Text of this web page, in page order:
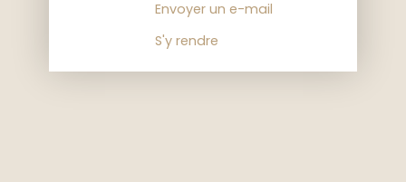
Envoyer un e-mail
S'y rendre